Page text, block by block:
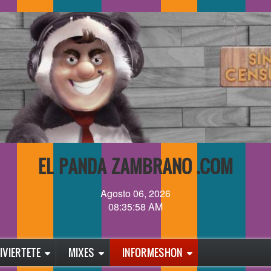
EL PANDA ZAMBRANO .COM
Agosto 06, 2026
08:35:59 AM
MIXES INFORMESHON